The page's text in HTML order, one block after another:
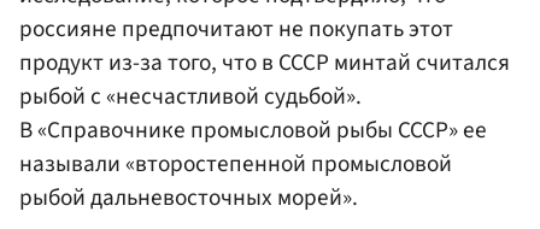
россияне предпочитают не покупать этот
продукт из-за того, что в СССР минтай считался
рыбой с «несчастливой судьбой».
В «Справочнике промысловой рыбы СССР» ее
называли «второстепенной промысловой
рыбой дальневосточных морей».